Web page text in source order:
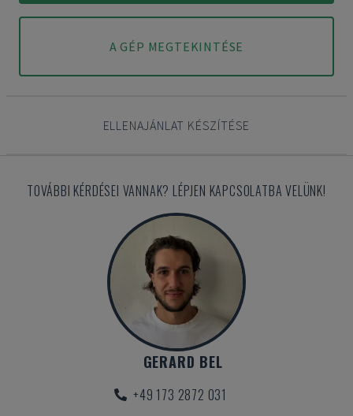
A GÉP MEGTEKINTÉSE
ELLENAJÁNLAT KÉSZÍTÉSE
TOVÁBBI KÉRDÉSEI VANNAK? LÉPJEN KAPCSOLATBA VELÜNK!
GERARD BEL
+49 173 2872 031